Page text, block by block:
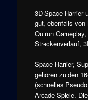
3D Space Harrier
gut, ebenfalls von
Outrun
Streckenverlauf,
Space Harrier,
gehören zu den
(schnelles
Arcade Spiele.